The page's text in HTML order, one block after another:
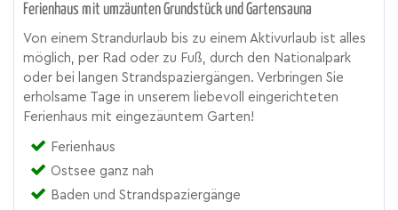
Ferienhaus mit umzäunten Grundstück und Gartensauna
Von einem Strandurlaub bis zu einem Aktivurlaub ist alles
möglich, per Rad oder zu Fuß, durch den Nationalpark
oder bei langen Strandspaziergängen. Verbringen Sie
erholsame Tage in unserem liebevoll eingerichteten
Ferienhaus mit eingezäuntem Garten!
Ferienhaus
Ostsee ganz nah
Baden und Strandspaziergänge